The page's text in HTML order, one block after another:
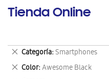
Tienda Online
Categoría Smartphones
Eliminar
este
artículo
Color Awesome Black
Eliminar